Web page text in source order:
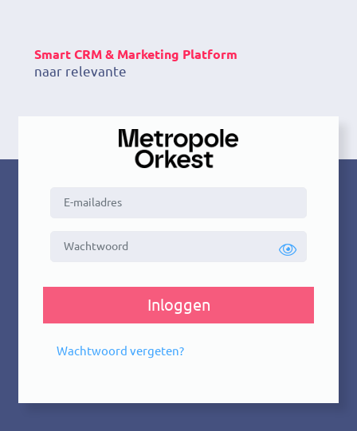
Smart CRM & Marketing Platform
naar relevante K
Inloggen
Wachtwoord vergeten?